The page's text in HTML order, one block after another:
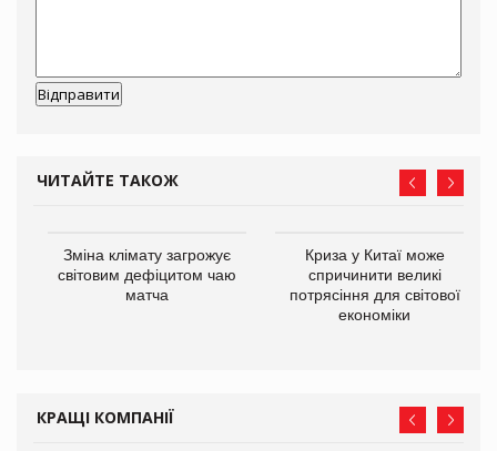
ЧИТАЙТЕ ТАКОЖ
Зміна клімату загрожує
світовим дефіцитом чаю
матча
Криза у Китаї може
спричинити великі
потрясіння для світової
економіки
КРАЩІ КОМПАНІЇ